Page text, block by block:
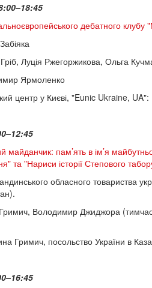
дебатного клубу
Луція Ржегоржикова, Ольга
Ярмоленко
центр у Києві, "Eunic Ukraine,
майданчик: пам’ять в ім’я
та "Нариси історії Степового
обласного товариства
Володимир Джиджора
Гримич, посольство України в